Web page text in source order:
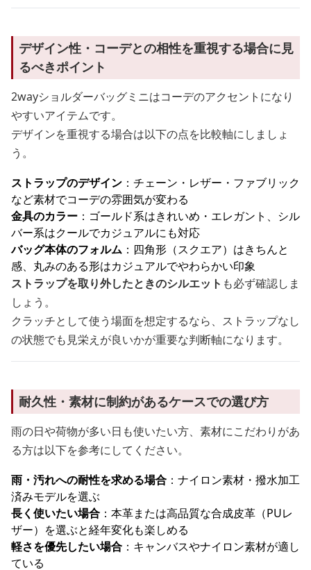
デザイン性・コーデとの相性を重視する場合に見
るべきポイント
2wayショルダーバッグミニはコーデのアクセントになり
やすいアイテムです。
デザインを重視する場合は以下の点を比較軸にしましょ
う。
ストラップのデザイン ：チェーン・レザー・ファブリック
など素材でコーデの雰囲気が変わる
金具のカラー ：ゴールド系はきれいめ・エレガント、シル
バー系はクールでカジュアルにも対応
バッグ本体のフォルム ：四角形（スクエア）はきちんと
感、丸みのある形はカジュアルでやわらかい印象
ストラップを取り外したときのシルエット も必ず確認しま
しょう。
クラッチとして使う場面を想定するなら、ストラップなし
の状態でも見栄えが良いかが重要な判断軸になります。
耐久性・素材に制約があるケースでの選び方
雨の日や荷物が多い日も使いたい方、素材にこだわりがあ
る方は以下を参考にしてください。
雨・汚れへの耐性を求める場合 ：ナイロン素材・撥水加工
済みモデルを選ぶ
長く使いたい場合 ：本革または高品質な合成皮革（PUレ
ザー）を選ぶと経年変化も楽しめる
軽さを優先したい場合 ：キャンバスやナイロン素材が適し
ている